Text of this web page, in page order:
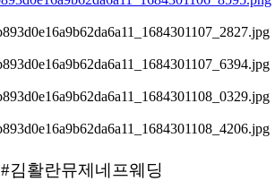
#김활란뮤제네프웨딩